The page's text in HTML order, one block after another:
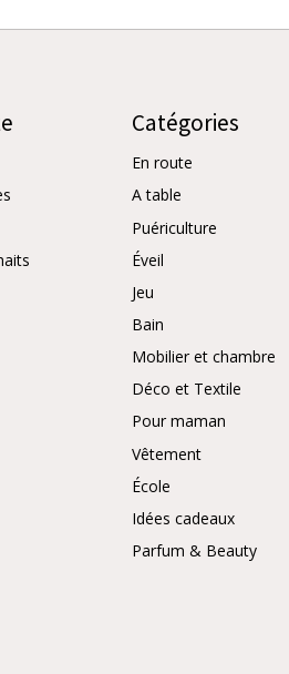
Catégories
En route
A table
Puériculture
Éveil
Jeu
Bain
Mobilier et chambre
Déco et Textile
Pour maman
Vêtement
École
Idées cadeaux
Parfum & Beauty